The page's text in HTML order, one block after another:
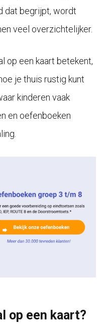
dat begrijpt, wordt
veel overzichtelijker.
op een kaart betekent,
je thuis rustig kunt
kinderen vaak
en oefenboeken
op een kaart?